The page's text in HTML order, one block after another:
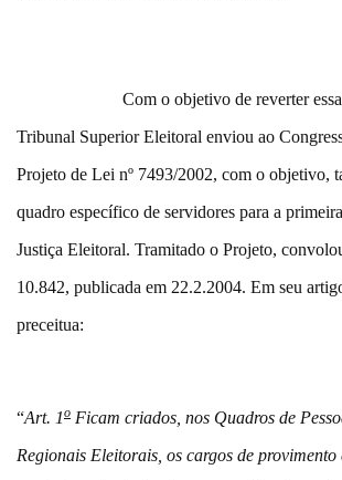
Com o objetivo de reverter essa
Tribunal Superior Eleitoral enviou ao
Projeto de Lei nº 7493/2002, com o objetivo,
quadro específico de servidores para a
Justiça Eleitoral. Tramitado o Projeto,
10.842, publicada em 22.2.2004. Em seu
preceitua:
“Art. 1o Ficam criados, nos Quadros de
Regionais Eleitorais, os cargos de provimento